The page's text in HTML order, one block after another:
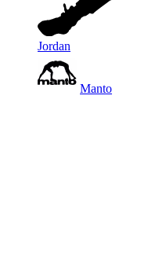
Jordan
Manto